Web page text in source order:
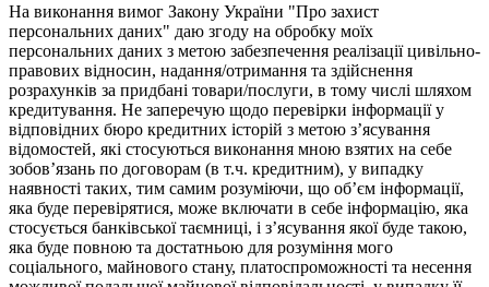
На виконання вимог Закону України "Про захист
персональних даних" даю згоду на обробку моїх
персональних даних з метою забезпечення реалізації цивільно-
правових відносин, надання/отримання та здійснення
розрахунків за придбані товари/послуги, в тому числі шляхом
кредитування. Не заперечую щодо перевірки інформації у
відповідних бюро кредитних історій з метою з’ясування
відомостей, які стосуються виконання мною взятих на себе
зобов’язань по договорам (в т.ч. кредитним), у випадку
наявності таких, тим самим розуміючи, що об’єм інформації,
яка буде перевірятися, може включати в себе інформацію, яка
стосується банківської таємниці, і з’ясування якої буде такою,
яка буде повною та достатньою для розуміння мого
соціального, майнового стану, платоспроможності та несення